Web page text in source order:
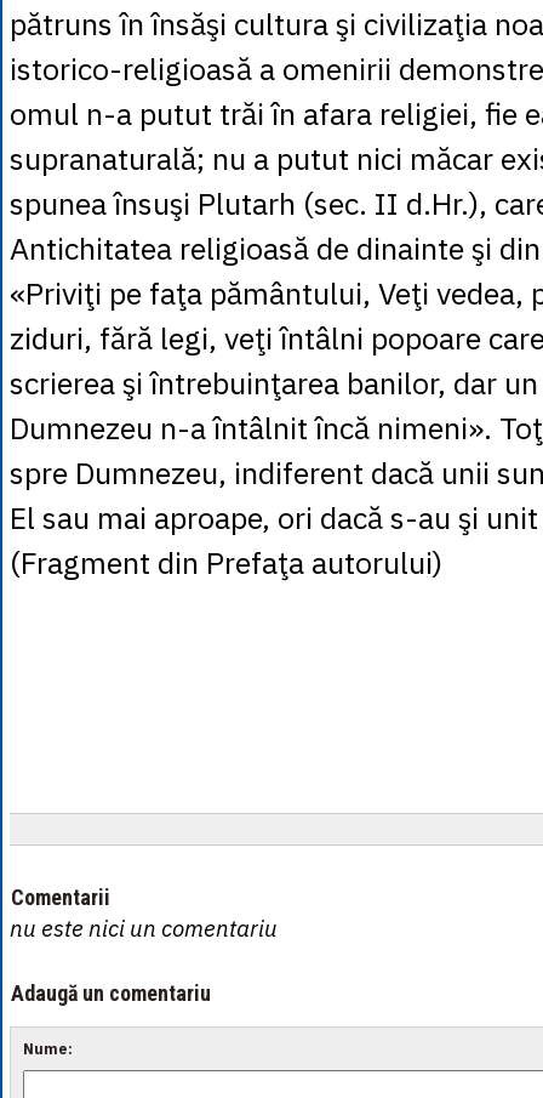
pătruns în însăşi cultura şi civilizaţia
istorico-religioasă a omenirii
omul n-a putut trăi în afara religiei, fie
supranaturală; nu a putut nici măcar
spunea însuşi Plutarh (sec. II d.Hr.),
Antichitatea religioasă de dinainte şi
«Priviţi pe faţa pământului, Veţi vedea,
ziduri, fără legi, veţi întâlni popoare
scrierea şi întrebuinţarea banilor, dar
Dumnezeu n-a întâlnit încă nimeni».
spre Dumnezeu, indiferent dacă unii
El sau mai aproape, ori dacă s-au şi
(Fragment din Prefaţa autorului)
Comentarii
nu este nici un comentariu
Adaugă un comentariu
Nume: